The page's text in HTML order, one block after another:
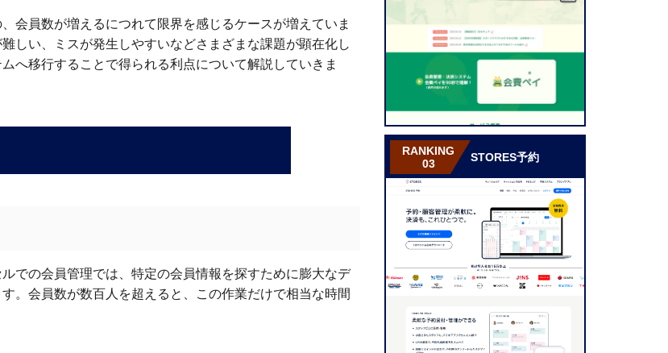
会員数が増えるにつれて限界を感じるケースが増えていま
しい、ミスが発生しやすいなどさまざまな課題が顕在化し
へ移行することで得られる利点について解説していきま
での会員管理では、特定の会員情報を探すために膨大なデ
。会員数が数百人を超えると、この作業だけで相当な時間
RANKING
03
STORES予約